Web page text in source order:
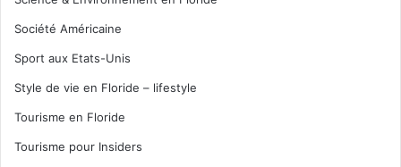
Société Américaine
Sport aux Etats-Unis
Style de vie en Floride – lifestyle
Tourisme en Floride
Tourisme pour Insiders